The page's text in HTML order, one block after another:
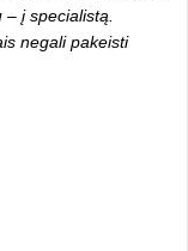
į specialistą.
negali pakeisti